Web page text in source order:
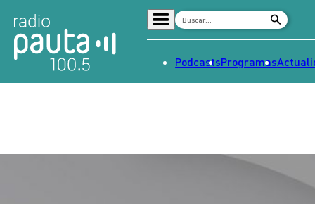
PodcastsProgramas